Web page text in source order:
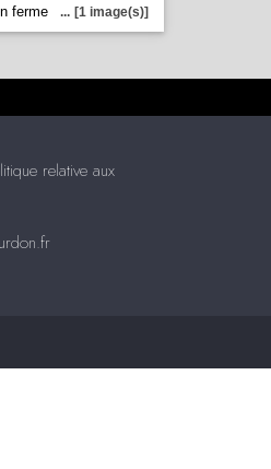
ferme
... [1 image(s)]
relative aux